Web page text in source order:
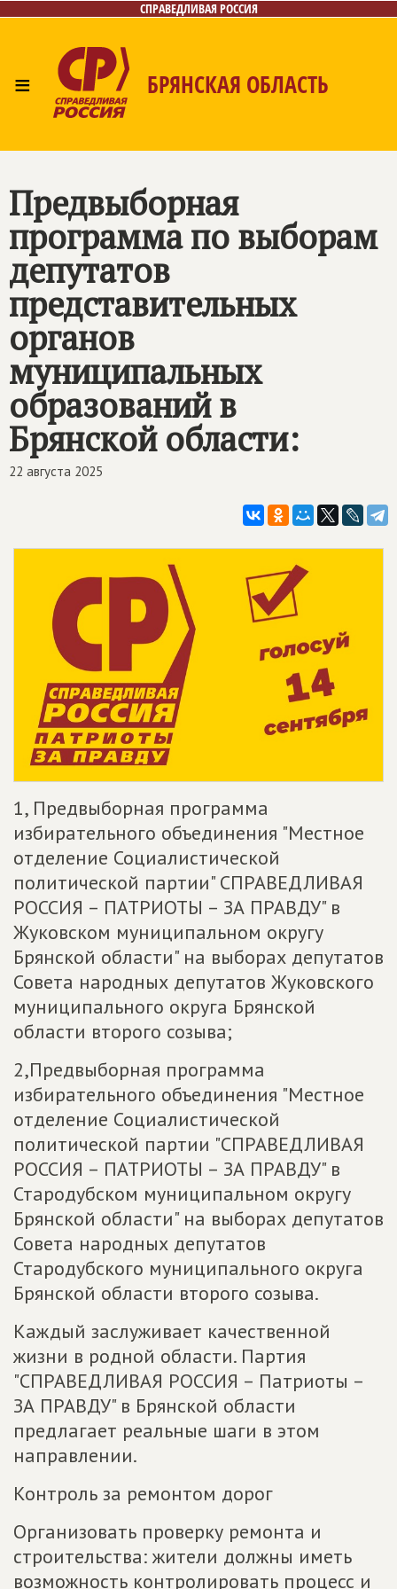
СПРАВЕДЛИВАЯ РОССИЯ
≡ БРЯНСКАЯ ОБЛАСТЬ
Предвыборная
программа по выборам
депутатов
представительных
органов
муниципальных
образований в
Брянской области:
22 августа 2025
1, Предвыборная программа
избирательного объединения "Местное
отделение Социалистической
политической партии" СПРАВЕДЛИВАЯ
РОССИЯ – ПАТРИОТЫ – ЗА ПРАВДУ" в
Жуковском муниципальном округу
Брянской области" на выборах депутатов
Совета народных депутатов Жуковского
муниципального округа Брянской
области второго созыва;
2,Предвыборная программа
избирательного объединения "Местное
отделение Социалистической
политической партии "СПРАВЕДЛИВАЯ
РОССИЯ – ПАТРИОТЫ – ЗА ПРАВДУ" в
Стародубском муниципальном округу
Брянской области" на выборах депутатов
Совета народных депутатов
Стародубского муниципального округа
Брянской области второго созыва.
Каждый заслуживает качественной
жизни в родной области. Партия
"СПРАВЕДЛИВАЯ РОССИЯ – Патриоты –
ЗА ПРАВДУ" в Брянской области
предлагает реальные шаги в этом
направлении.
Контроль за ремонтом дорог
Организовать проверку ремонта и
строительства: жители должны иметь
возможность контролировать процесс и